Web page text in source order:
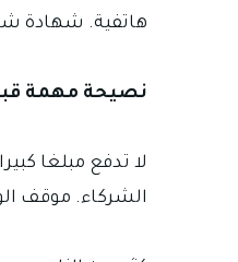
هاتفية. شهادة
نصيحة مهمة
لا تدفع مبلغا
الشركاء. موقف